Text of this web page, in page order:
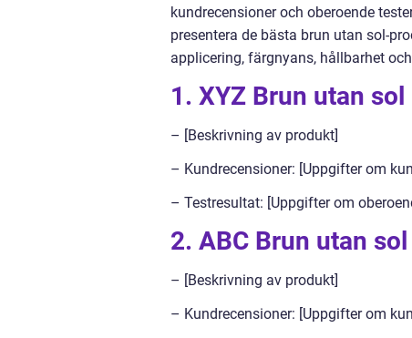
kundrecensioner och oberoende
presentera de bästa brun utan sol-
applicering, färgnyans, hållbarhet
1. XYZ Brun utan
– [Beskrivning av produkt]
– Kundrecensioner: [Uppgifter om
– Testresultat: [Uppgifter om
2. ABC Brun utan
– [Beskrivning av produkt]
– Kundrecensioner: [Uppgifter om